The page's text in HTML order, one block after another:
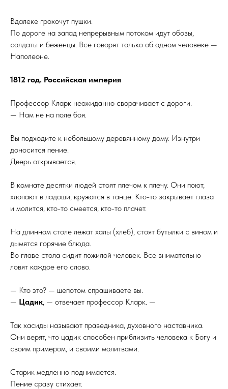
Вдалеке грохочут пушки.
По дороге на запад непрерывным потоком идут обозы,
солдаты и беженцы. Все говорят только об одном человеке —
Наполеоне.
1812 год. Российская империя
Профессор Кларк неожиданно сворачивает с дороги.
— Нам не на поле боя.
Вы подходите к небольшому деревянному дому. Изнутри
доносится пение.
Дверь открывается.
В комнате десятки людей стоят плечом к плечу. Они поют,
хлопают в ладоши, кружатся в танце. Кто-то закрывает глаза
и молится, кто-то смеется, кто-то плачет.
На длинном столе лежат халы (хлеб), стоят бутылки с вином и
дымятся горячие блюда.
Во главе стола сидит пожилой человек. Все внимательно
ловят каждое его слово.
— Кто это? — шепотом спрашиваете вы.
— Цадик, — отвечает профессор Кларк. —
Так хасиды называют праведника, духовного наставника.
Они верят, что цадик способен приблизить человека к Богу и
своим примером, и своими молитвами.
Старик медленно поднимается.
Пение сразу стихает.